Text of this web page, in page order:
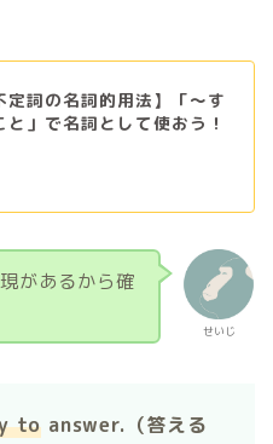
定詞の名詞的用法】「〜す
と」で名詞として使おう！
せいじ
があるから確
to answer.（答える